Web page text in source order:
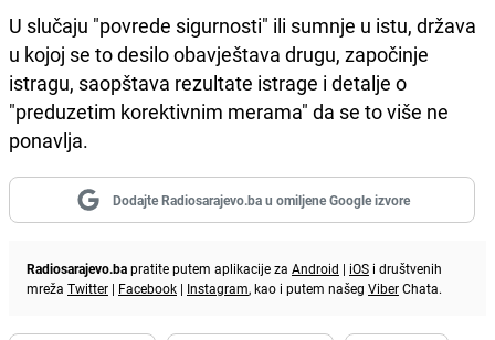
U slučaju "povrede sigurnosti" ili sumnje u istu, država
u kojoj se to desilo obavještava drugu, započinje
istragu, saopštava rezultate istrage i detalje o
"preduzetim korektivnim merama" da se to više ne
ponavlja.
Dodajte Radiosarajevo.ba u omiljene Google izvore
Radiosarajevo.bapratite putem aplikacije za Android | iOS i društvenih
mreža Twitter | Facebook | Instagram, kao i putem našeg ViberChata.